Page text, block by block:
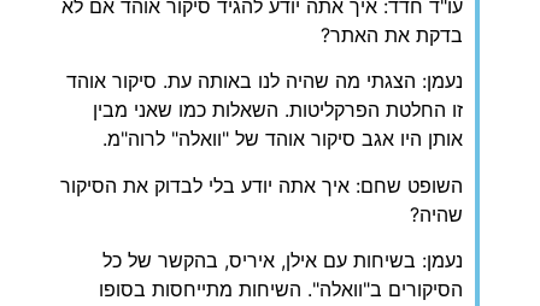
עו"ד חדד: איך אתה יודע להגיד סיקור אוהד אם לא
בדקת את האתר?
נעמן: הצגתי מה שהיה לנו באותה עת. סיקור אוהד
זו החלטת הפרקליטות. השאלות כמו שאני מבין
אותן היו אגב סיקור אוהד של "וואלה" לרוה"מ.
השופט שחם: איך אתה יודע בלי לבדוק את הסיקור
שהיה?
נעמן: בשיחות עם אילן, איריס, בהקשר של כל
הסיקורים ב"וואלה". השיחות מתייחסות בסופו